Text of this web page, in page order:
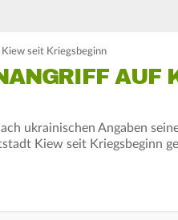
seit Kriegsbeginn
AUF
ukrainischen Angaben
Kiew seit Kriegsbeginn